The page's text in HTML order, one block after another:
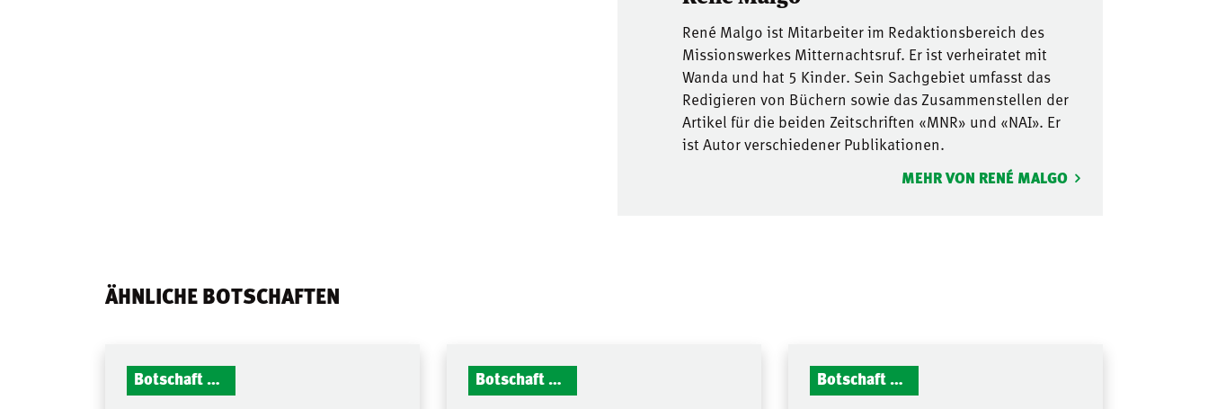
René Malgo ist Mitarbeiter im Redaktionsbereich des
Missionswerkes Mitternachtsruf. Er ist verheiratet mit
Wanda und hat 5 Kinder. Sein Sachgebiet umfasst das
Redigieren von Büchern sowie das Zusammenstellen der
Artikel für die beiden Zeitschriften «MNR» und «NAI». Er
ist Autor verschiedener Publikationen.
MEHR VON RENÉ MALGO
ÄHNLICHE BOTSCHAFTEN
Botschaft Zionshalle Botschaft Zionshalle Botschaft Zionshalle